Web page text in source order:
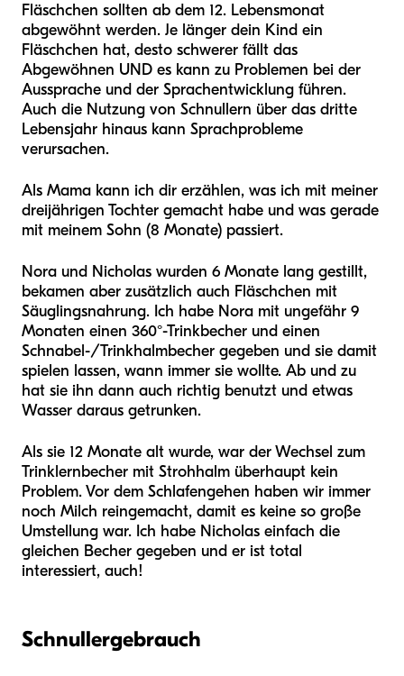
Fläschchen sollten ab dem 12. Lebensmonat
abgewöhnt werden. Je länger dein Kind ein
Fläschchen hat, desto schwerer fällt das
Abgewöhnen UND es kann zu Problemen bei der
Aussprache und der Sprachentwicklung führen.
Auch die Nutzung von Schnullern über das dritte
Lebensjahr hinaus kann Sprachprobleme
verursachen.
Als Mama kann ich dir erzählen, was ich mit meiner
dreijährigen Tochter gemacht habe und was gerade
mit meinem Sohn (8 Monate) passiert.
Nora und Nicholas wurden 6 Monate lang gestillt,
bekamen aber zusätzlich auch Fläschchen mit
Säuglingsnahrung. Ich habe Nora mit ungefähr 9
Monaten einen 360°-Trinkbecher und einen
Schnabel-/Trinkhalmbecher gegeben und sie damit
spielen lassen, wann immer sie wollte. Ab und zu
hat sie ihn dann auch richtig benutzt und etwas
Wasser daraus getrunken.
Als sie 12 Monate alt wurde, war der Wechsel zum
Trinklernbecher mit Strohhalm überhaupt kein
Problem. Vor dem Schlafengehen haben wir immer
noch Milch reingemacht, damit es keine so große
Umstellung war. Ich habe Nicholas einfach die
gleichen Becher gegeben und er ist total
interessiert, auch!
Schnullergebrauch